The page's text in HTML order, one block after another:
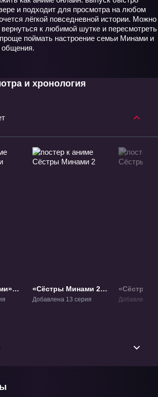
и подходит для просмотра на любом
лёгкой повседневной истории. Можно
вернуться к любимой шутке и пересмотреть
поймать настроение семьи Минами и
общения.
и хронология
«Сёстры Минами 2»
ТВ-2
Добавлена 13 серия
«Сёстры
ТВ-3
Добавлена